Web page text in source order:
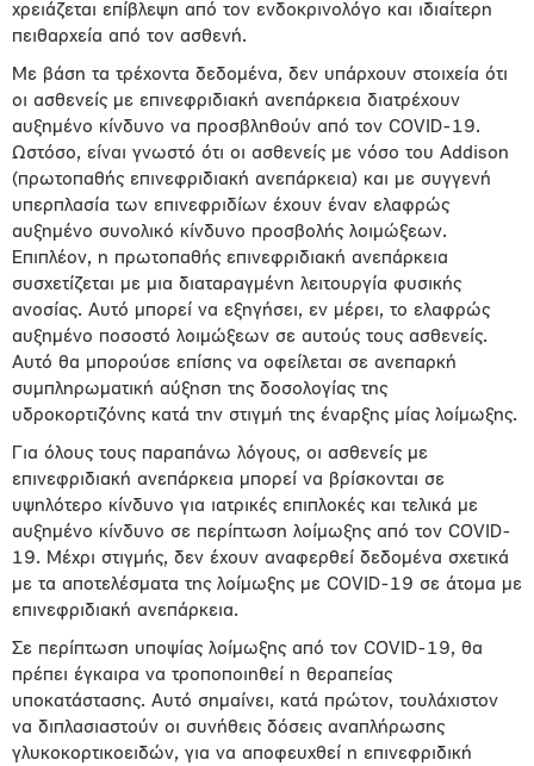
χρειάζεται επίβλεψη από τον ενδοκρινολόγο και ιδιαίτερη
πειθαρχεία από τον ασθενή.
Με βάση τα τρέχοντα δεδομένα, δεν υπάρχουν στοιχεία ότι
οι ασθενείς με επινεφριδιακή ανεπάρκεια διατρέχουν
αυξημένο κίνδυνο να προσβληθούν από τον COVID-19.
Ωστόσο, είναι γνωστό ότι οι ασθενείς με νόσο του Addison
(πρωτοπαθής επινεφριδιακή ανεπάρκεια) και με συγγενή
υπερπλασία των επινεφριδίων έχουν έναν ελαφρώς
αυξημένο συνολικό κίνδυνο προσβολής λοιμώξεων.
Επιπλέον, η πρωτοπαθής επινεφριδιακή ανεπάρκεια
συσχετίζεται με μια διαταραγμένη λειτουργία φυσικής
ανοσίας. Αυτό μπορεί να εξηγήσει, εν μέρει, το ελαφρώς
αυξημένο ποσοστό λοιμώξεων σε αυτούς τους ασθενείς.
Αυτό θα μπορούσε επίσης να οφείλεται σε ανεπαρκή
συμπληρωματική αύξηση της δοσολογίας της
υδροκορτιζόνης κατά την στιγμή της έναρξης μίας λοίμωξης.
Για όλους τους παραπάνω λόγους, οι ασθενείς με
επινεφριδιακή ανεπάρκεια μπορεί να βρίσκονται σε
υψηλότερο κίνδυνο για ιατρικές επιπλοκές και τελικά με
αυξημένο κίνδυνο σε περίπτωση λοίμωξης από τον COVID-
19. Μέχρι στιγμής, δεν έχουν αναφερθεί δεδομένα σχετικά
με τα αποτελέσματα της λοίμωξης με COVID-19 σε άτομα με
επινεφριδιακή ανεπάρκεια.
Σε περίπτωση υποψίας λοίμωξης από τον COVID-19, θα
πρέπει έγκαιρα να τροποποιηθεί η θεραπείας
υποκατάστασης. Αυτό σημαίνει, κατά πρώτον, τουλάχιστον
να διπλασιαστούν οι συνήθεις δόσεις αναπλήρωσης
γλυκοκορτικοειδών, για να αποφευχθεί η επινεφριδική